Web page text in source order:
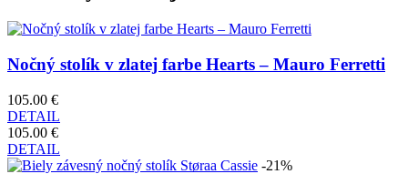
Nočný stolík v zlatej farbe Hearts – Mauro Ferretti
105.00 €
DETAIL
105.00 €
DETAIL
-21%